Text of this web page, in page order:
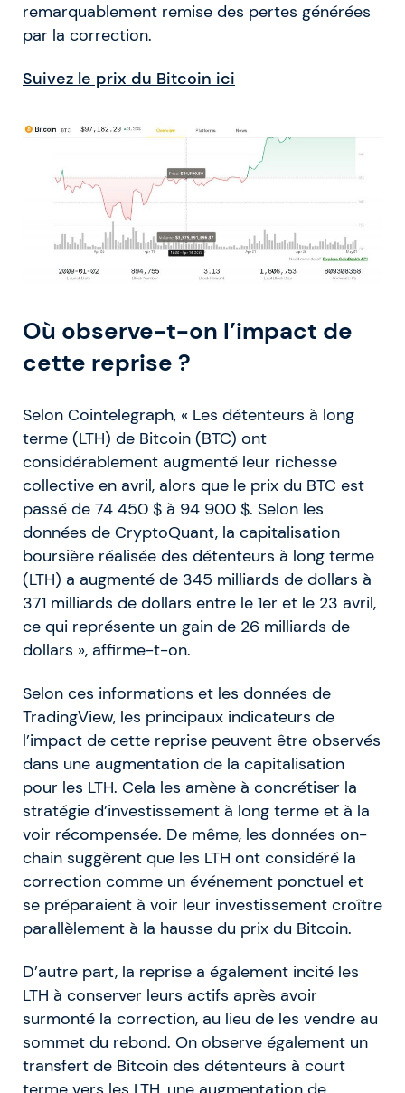
remarquablement remise des pertes générées
par la correction.
Suivez le prix du Bitcoin ici
Où observe-t-on l’impact de
cette reprise ?
Selon Cointelegraph, « Les détenteurs à long
terme (LTH) de Bitcoin (BTC) ont
considérablement augmenté leur richesse
collective en avril, alors que le prix du BTC est
passé de 74 450 $ à 94 900 $. Selon les
données de CryptoQuant, la capitalisation
boursière réalisée des détenteurs à long terme
(LTH) a augmenté de 345 milliards de dollars à
371 milliards de dollars entre le 1er et le 23 avril,
ce qui représente un gain de 26 milliards de
dollars », affirme-t-on.
Selon ces informations et les données de
TradingView, les principaux indicateurs de
l’impact de cette reprise peuvent être observés
dans une augmentation de la capitalisation
pour les LTH. Cela les amène à concrétiser la
stratégie d’investissement à long terme et à la
voir récompensée. De même, les données on-
chain suggèrent que les LTH ont considéré la
correction comme un événement ponctuel et
se préparaient à voir leur investissement croître
parallèlement à la hausse du prix du Bitcoin.
D’autre part, la reprise a également incité les
LTH à conserver leurs actifs après avoir
surmonté la correction, au lieu de les vendre au
sommet du rebond. On observe également un
transfert de Bitcoin des détenteurs à court